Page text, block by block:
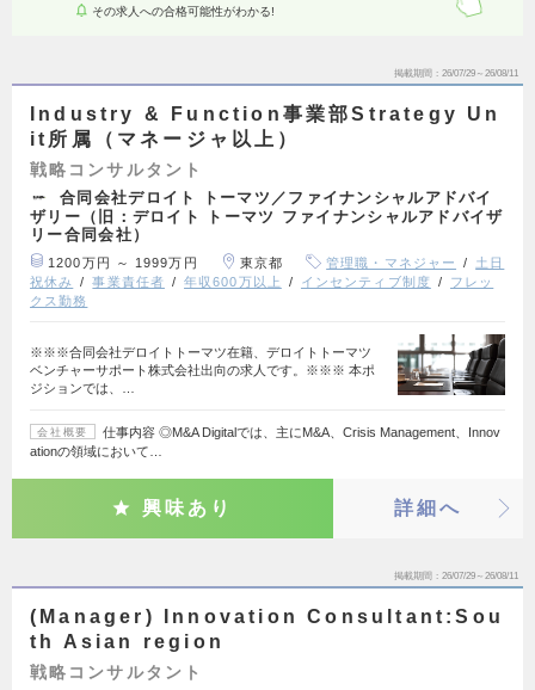
その求人への合格可能性がわかる!
掲載期間 26/07/29～26/08/11
Industry & Function事業部Strategy Un
it所属（マネージャ以上）
戦略コンサルタント
合同会社デロイト トーマツ／ファイナンシャルアドバイ
ザリー（旧：デロイト トーマツ ファイナンシャルアドバイザ
リー合同会社）
1200万円 ～ 1999万円 東京都 管理職・マネジャー
土日
祝休み
事業責任者 年収600万以上 インセンティブ制度
フレッ
クス勤務
※※※合同会社デロイトトーマツ在籍、デロイトトーマツ
ベンチャーサポート株式会社出向の求人です。※※※ 本ポ
ジションでは、…
会社概要
仕事内容 ◎M&A Digitalでは、主にM&A、Crisis Management、Innov
ationの領域において…
興味あり 詳細へ
掲載期間 26/07/29～26/08/11
(Manager) Innovation Consultant:Sou
th Asian region
戦略コンサルタント